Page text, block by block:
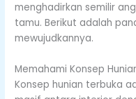
menghadirkan semilir
tamu. Berikut adalah
mewujudkannya.
Memahami Konsep
Konsep hunian terbuka